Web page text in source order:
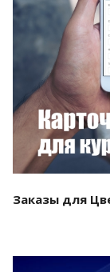
Заказы для